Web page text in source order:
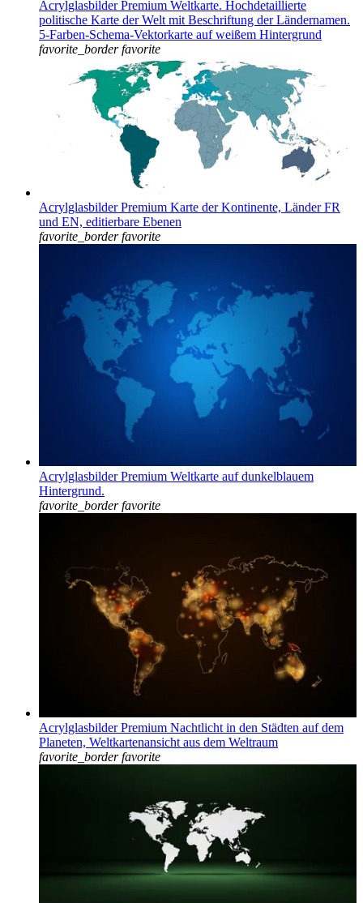
Acrylglasbilder Premium Weltkarte. Hochdetaillierte
politische Karte der Welt mit Beschriftung der Ländernamen.
5-Farben-Schema-Vektorkarte auf weißem Hintergrund
favorite_border favorite
Acrylglasbilder Premium Karte der Kontinente, Länder FR
und EN, editierbare Ebenen
favorite_border favorite
Acrylglasbilder Premium Weltkarte auf dunkelblauem
Hintergrund.
favorite_border favorite
Acrylglasbilder Premium Nachtlicht in den Städten auf dem
Planeten, Weltkartenansicht aus dem Weltraum
favorite_border favorite